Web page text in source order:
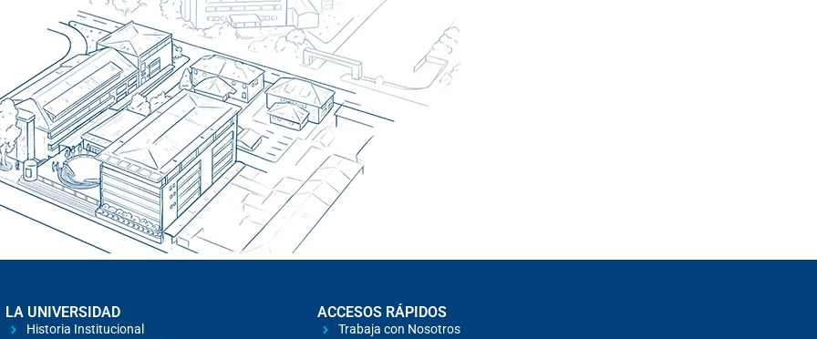
LA UNIVERSIDAD
Historia Institucional
ACCESOS RÁPIDOS
Trabaja con Nosotros